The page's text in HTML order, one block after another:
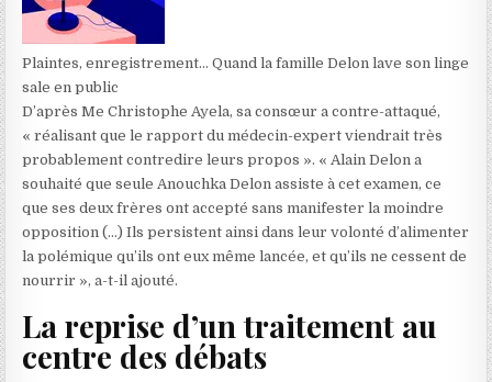
Plaintes, enregistrement… Quand la famille Delon lave son linge
sale en public
D’après Me Christophe Ayela, sa consœur a contre-attaqué,
« réalisant que le rapport du médecin-expert viendrait très
probablement contredire leurs propos ». « Alain Delon a
souhaité que seule Anouchka Delon assiste à cet examen, ce
que ses deux frères ont accepté sans manifester la moindre
opposition (…) Ils persistent ainsi dans leur volonté d’alimenter
la polémique qu’ils ont eux même lancée, et qu’ils ne cessent de
nourrir », a-t-il ajouté.
La reprise d’un traitement au
centre des débats